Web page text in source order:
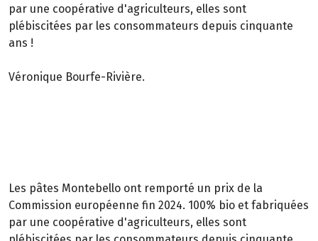
par une coopérative d'agriculteurs, elles sont
plébiscitées par les consommateurs depuis cinquante
ans !
Véronique Bourfe-Rivière.
Les pâtes Montebello ont remporté un prix de la
Commission européenne fin 2024. 100% bio et fabriquées
par une coopérative d'agriculteurs, elles sont